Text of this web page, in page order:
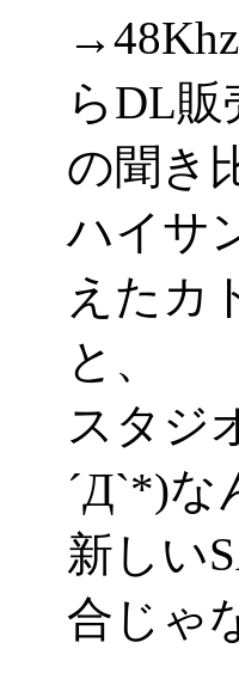
らDL販
の聞き
ハイサ
えたカ
と、
スタジ
´Д`*)な
新しい
合じゃ